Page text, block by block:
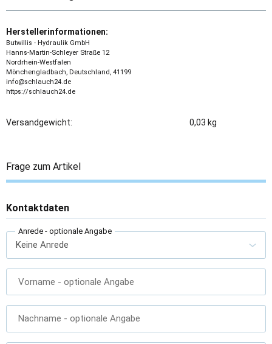
Herstellerinformationen:
Butwillis - Hydraulik GmbH
Hanns-Martin-Schleyer Straße 12
Nordrhein-Westfalen
Mönchengladbach, Deutschland, 41199
info@schlauch24.de
https://schlauch24.de
Versandgewicht: 0,03 kg
Frage zum Artikel
Kontaktdaten
Anrede - optionale Angabe
Vorname - optionale Angabe
Nachname - optionale Angabe